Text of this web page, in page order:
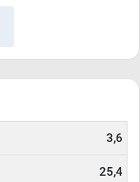
3,6
25,4